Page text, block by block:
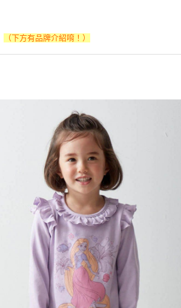
（下方有品牌介紹唷！）